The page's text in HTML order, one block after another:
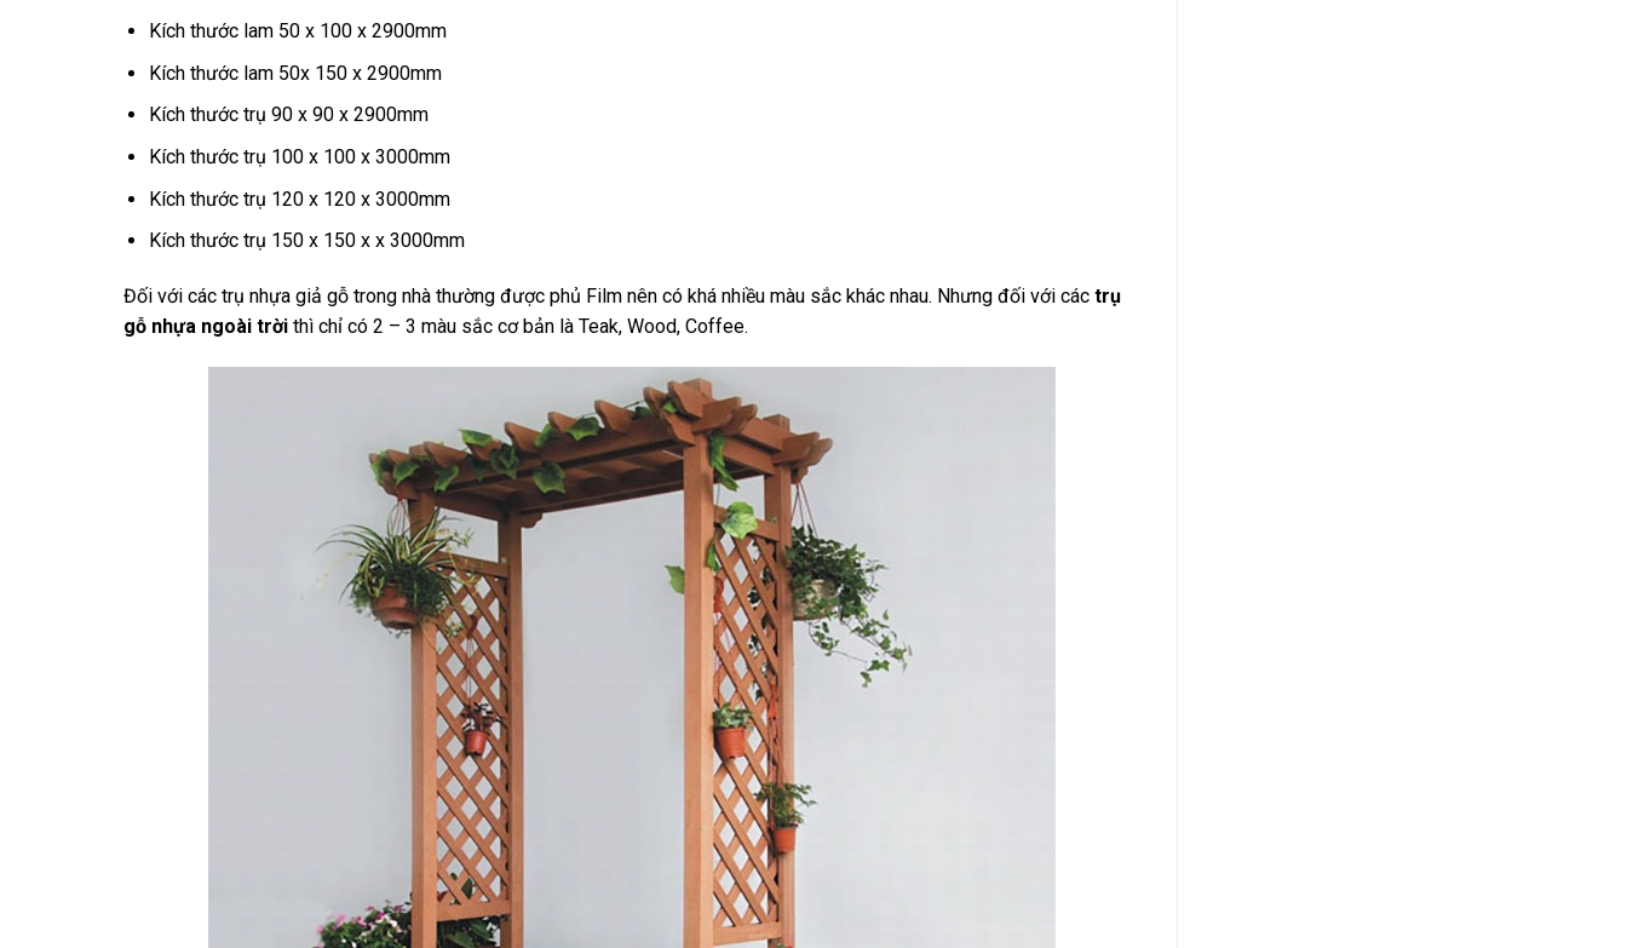
Kích thước lam 50 x 100 x 2900mm
Kích thước lam 50x 150 x 2900mm
Kích thước trụ 90 x 90 x 2900mm
Kích thước trụ 100 x 100 x 3000mm
Kích thước trụ 120 x 120 x 3000mm
Kích thước trụ 150 x 150 x x 3000mm
Đối với các trụ nhựa giả gỗ trong nhà thường được phủ Film nên có khá nhiều màu sắc khác nhau. Nhưng đối với các trụ
gỗ nhựa ngoài trời thì chỉ có 2 – 3 màu sắc cơ bản là Teak, Wood, Coffee.